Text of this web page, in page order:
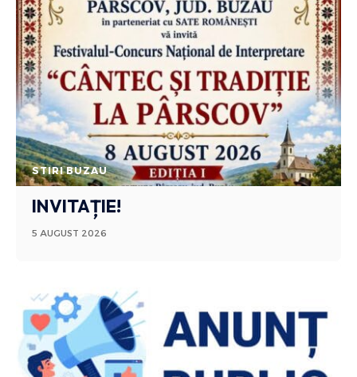
STIRI BUZAU
INVITAȚIE!
5 AUGUST 2026